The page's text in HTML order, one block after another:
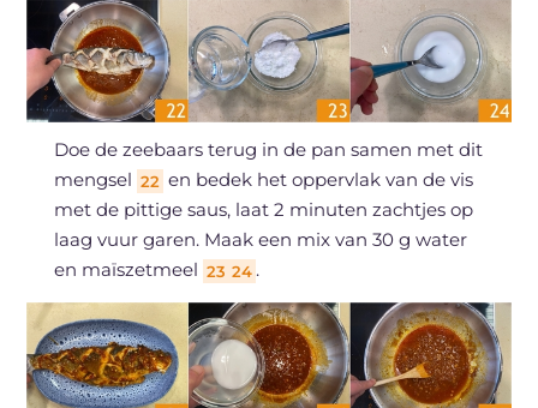
Doe de zeebaars terug in de pan samen met dit
mengsel 22 en bedek het oppervlak van de vis
met de pittige saus, laat 2 minuten zachtjes op
laag vuur garen. Maak een mix van 30 g water
en maïszetmeel 23 24 .